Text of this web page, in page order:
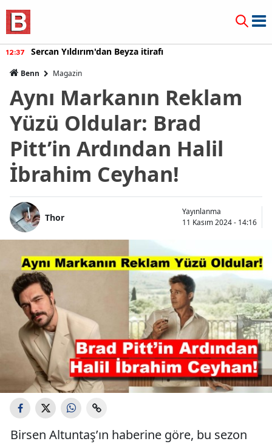
12:37 Sercan Yıldırım'dan Beyza itirafı
Benn Magazin
Aynı Markanın Reklam
Yüzü Oldular: Brad
Pitt’in Ardından Halil
İbrahim Ceyhan!
Thor
Yayınlanma
11 Kasım 2024 - 14:16
Birsen Altuntaş’ın haberine göre, bu sezon